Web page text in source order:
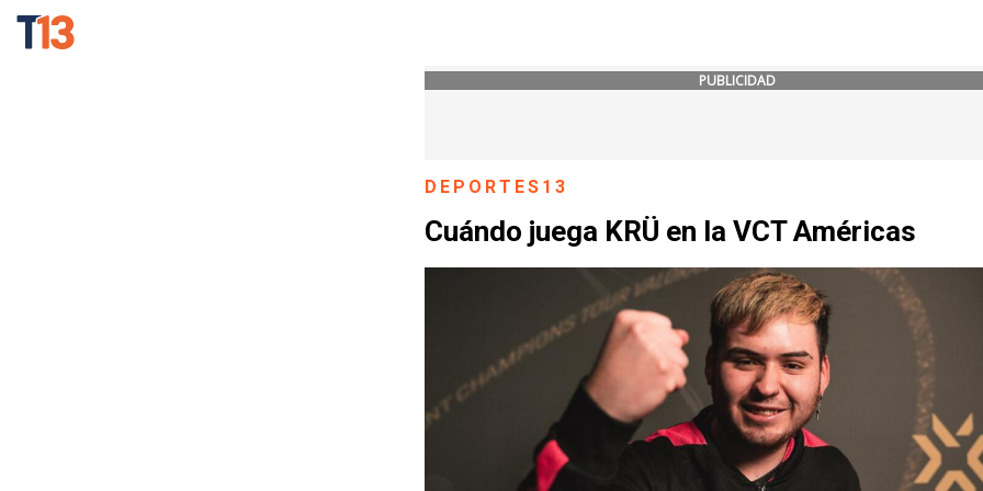
PUBLICIDAD
DEPORTES13
Cuándo juega KRÜ en la VCT Américas